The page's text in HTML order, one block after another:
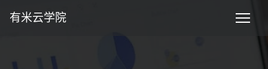
有米云学院